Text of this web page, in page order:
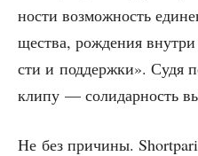
но­сти воз­мож­ность
ще­ства, рож­де­ния
сти и под­держ­ки». Судя
кли­пу — соли­дар­ность
Не без при­чи­ны.